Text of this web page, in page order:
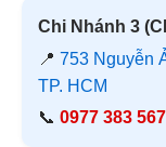
Chi Nhánh 3
📍 753 Nguyễn
TP. HCM
📞 0977 383 567